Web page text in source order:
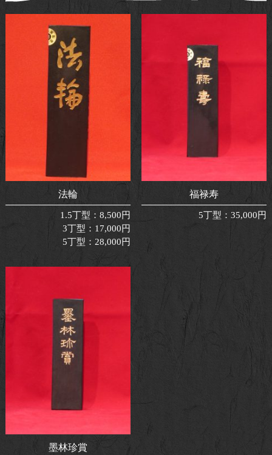
法輪
1.5丁型 ：8,500円
3丁型 ： 17,000円
5丁型 ：28,000円
福禄寿
5丁型 ：35,000円
墨林珍賞